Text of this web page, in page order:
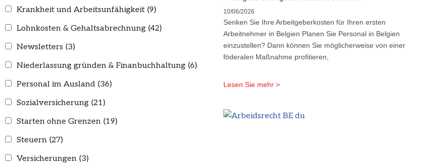
Krankheit und Arbeitsunfähigkeit (9)
Lohnkosten & Gehaltsabrechnung (42)
Newsletters (3)
Niederlassung gründen & Finanbuchhaltung (6)
Personal im Ausland (36)
Sozialversicherung (21)
Starten ohne Grenzen (19)
Steuern (27)
Versicherungen (3)
10/06/2026
Senken Sie Ihre Arbeitgeberkosten für Ihren ersten
Arbeitnehmer in Belgien Planen Sie Personal in Belgien
einzustellen? Dann können Sie möglicherweise von einer
föderalen Maßnahme profitieren,
Lesen Sie mehr >